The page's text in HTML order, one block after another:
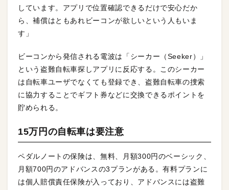
しています。アプリで位置確認できるだけで安心だか
ら、補償はともあれビーコンが欲しいという人もいま
す」
ビーコンから発信される電波は「シーカー（Seeker）」
という盗難自転車探しアプリに反応する。このシーカー
は自転車ユーザでなくても登録でき、盗難自転車の捜索
に協力することでギフト券などに交換できるポイントを
貯められる。
15万円の自転車は要注意
ペダルノートの保険は、無料、月額300円のベーシック、
月額700円のアドバンスの3プランがある。有料プランに
は個人賠償責任保険が入っており、アドバンスには盗難